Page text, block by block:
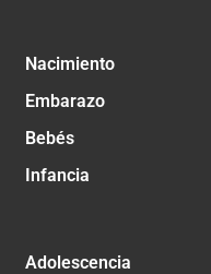
Nacimiento
Embarazo
Bebés
Infancia
Adolescencia